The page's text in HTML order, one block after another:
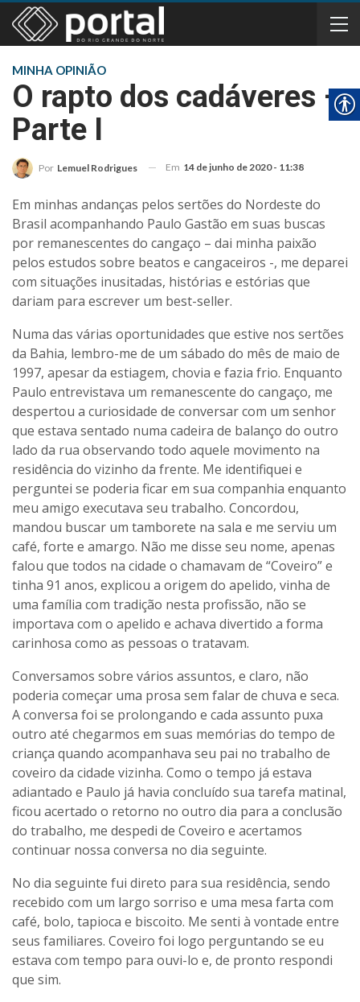
MINHA OPINIÃO
O rapto dos cadáveres –
Parte I
Por Lemuel Rodrigues Em 14 de junho de 2020 - 11:38
Em minhas andanças pelos sertões do Nordeste do
Brasil acompanhando Paulo Gastão em suas buscas
por remanescentes do cangaço – dai minha paixão
pelos estudos sobre beatos e cangaceiros -, me deparei
com situações inusitadas, histórias e estórias que
dariam para escrever um best-seller.
Numa das várias oportunidades que estive nos sertões
da Bahia, lembro-me de um sábado do mês de maio de
1997, apesar da estiagem, chovia e fazia frio. Enquanto
Paulo entrevistava um remanescente do cangaço, me
despertou a curiosidade de conversar com um senhor
que estava sentado numa cadeira de balanço do outro
lado da rua observando todo aquele movimento na
residência do vizinho da frente. Me identifiquei e
perguntei se poderia ficar em sua companhia enquanto
meu amigo executava seu trabalho. Concordou,
mandou buscar um tamborete na sala e me serviu um
café, forte e amargo. Não me disse seu nome, apenas
falou que todos na cidade o chamavam de “Coveiro” e
tinha 91 anos, explicou a origem do apelido, vinha de
uma família com tradição nesta profissão, não se
importava com o apelido e achava divertido a forma
carinhosa como as pessoas o tratavam.
Conversamos sobre vários assuntos, e claro, não
poderia começar uma prosa sem falar de chuva e seca.
A conversa foi se prolongando e cada assunto puxa
outro até chegarmos em suas memórias do tempo de
criança quando acompanhava seu pai no trabalho de
coveiro da cidade vizinha. Como o tempo já estava
adiantado e Paulo já havia concluído sua tarefa matinal,
ficou acertado o retorno no outro dia para a conclusão
do trabalho, me despedi de Coveiro e acertamos
continuar nossa conversa no dia seguinte.
No dia seguinte fui direto para sua residência, sendo
recebido com um largo sorriso e uma mesa farta com
café, bolo, tapioca e biscoito. Me senti à vontade entre
seus familiares. Coveiro foi logo perguntando se eu
estava com tempo para ouvi-lo e, de pronto respondi
que sim.